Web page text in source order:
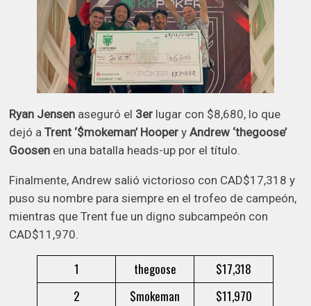
Ryan Jensen aseguró el 3er lugar con $8,680, lo que
dejó a Trent ‘$mokeman’ Hooper yAndrew ‘thegoose’
Goosen en una batalla heads-up por el título.
Finalmente, Andrew salió victorioso con CAD$17,318 y
puso su nombre para siempre en el trofeo de campeón,
mientras que Trent fue un digno subcampeón con
CAD$11,970.
1 thegoose
$17,318
2
$mokeman
$11,970